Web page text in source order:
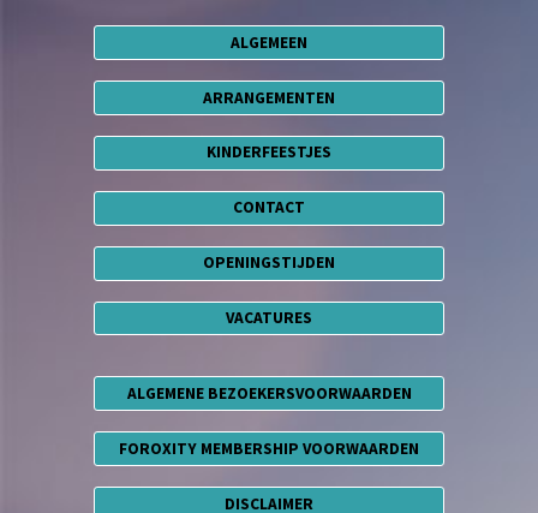
ALGEMEEN
ARRANGEMENTEN
KINDERFEESTJES
CONTACT
OPENINGSTIJDEN
VACATURES
ALGEMENE BEZOEKERSVOORWAARDEN
FOROXITY MEMBERSHIP VOORWAARDEN
DISCLAIMER